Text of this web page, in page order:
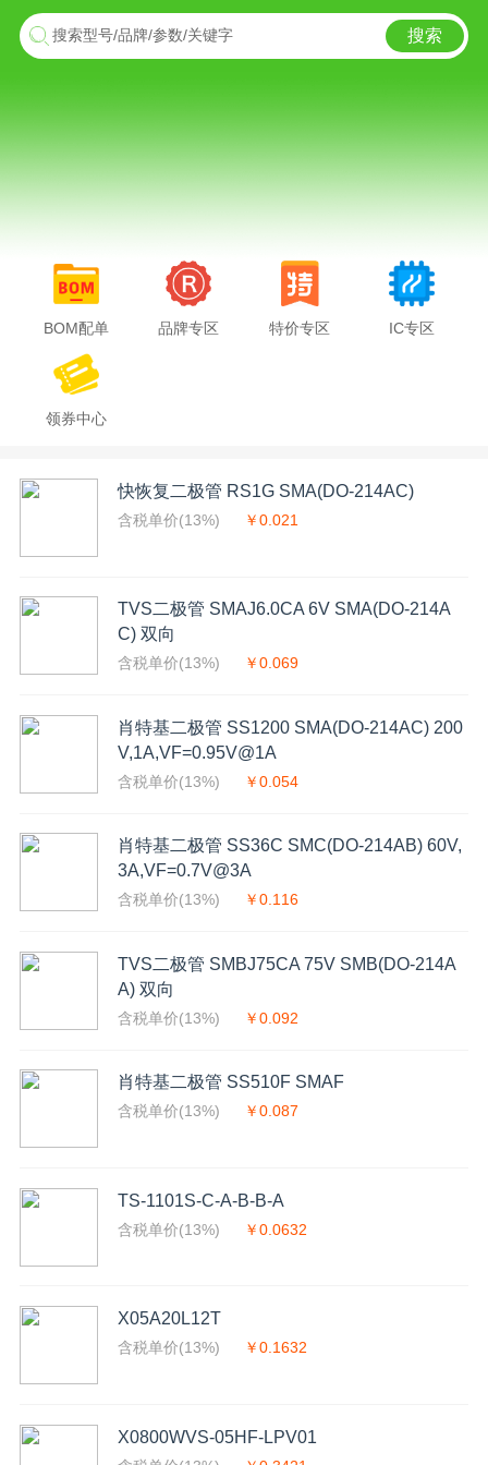
搜索型号/品牌/参数/关键字 搜索
BOM配单 品牌专区 特价专区 IC专区
领券中心
快恢复二极管 RS1G SMA(DO-214AC)
含税单价(13%) ￥0.021
TVS二极管 SMAJ6.0CA 6V SMA(DO-214A
C) 双向
含税单价(13%) ￥0.069
肖特基二极管 SS1200 SMA(DO-214AC) 200
V,1A,VF=0.95V@1A
含税单价(13%) ￥0.054
肖特基二极管 SS36C SMC(DO-214AB) 60V,
3A,VF=0.7V@3A
含税单价(13%) ￥0.116
TVS二极管 SMBJ75CA 75V SMB(DO-214A
A) 双向
含税单价(13%) ￥0.092
肖特基二极管 SS510F SMAF
含税单价(13%) ￥0.087
TS-1101S-C-A-B-B-A
含税单价(13%) ￥0.0632
X05A20L12T
含税单价(13%) ￥0.1632
X0800WVS-05HF-LPV01